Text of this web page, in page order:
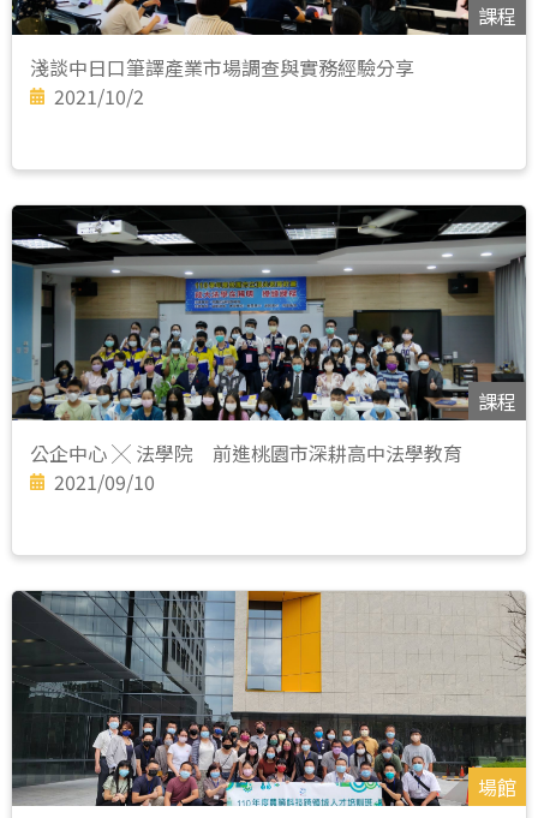
課程
淺談中日口筆譯產業市場調查與實務經驗分享
2021/10/2
課程
公企中心 ╳ 法學院 前進桃園市深耕高中法學教育
2021/09/10
場館